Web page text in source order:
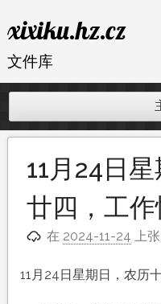
至
内
xixiku.hz.cz
文件库
11月24日
廿四，工
在 2024-11-24 上
11月24日星期日，农历